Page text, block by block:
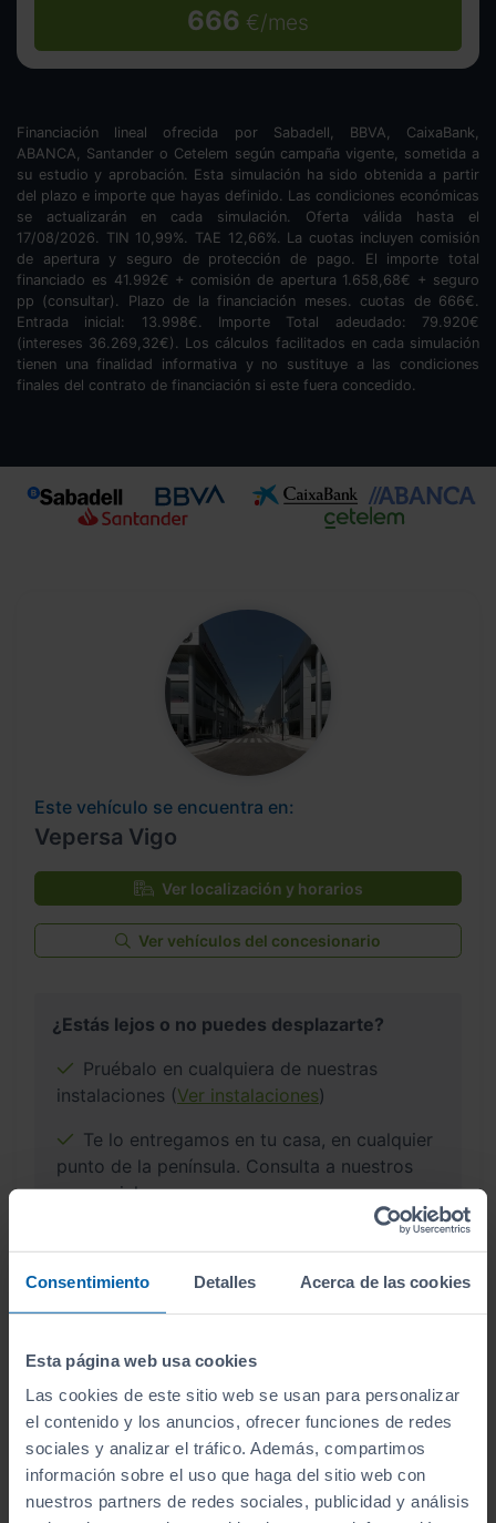
Consentimiento Detalles Acerca de las cookies
Esta página web usa cookies
Las cookies de este sitio web se usan para personalizar
el contenido y los anuncios, ofrecer funciones de redes
sociales y analizar el tráfico. Además, compartimos
información sobre el uso que haga del sitio web con
nuestros partners de redes sociales, publicidad y análisis
666 €/mes
Financiación lineal ofrecida por Sabadell, BBVA, CaixaBank,
ABANCA, Santander o Cetelem según campaña vigente, sometida a
su estudio y aprobación. Esta simulación ha sido obtenida a partir
del plazo e importe que hayas definido. Las condiciones económicas
se actualizarán en cada simulación. Oferta válida hasta el
17/08/2026. TIN 10,99%. TAE 12,66%. La cuotas incluyen comisión
de apertura y seguro de protección de pago. El importe total
financiado es 41.992€ + comisión de apertura 1.658,68€ + seguro
pp (consultar). Plazo de la financiación meses. cuotas de 666€.
Entrada inicial: 13.998€. Importe Total adeudado: 79.920€
(intereses 36.269,32€). Los cálculos facilitados en cada simulación
tienen una finalidad informativa y no sustituye a las condiciones
finales del contrato de financiación si este fuera concedido.
Este vehículo se encuentra en:
Vepersa Vigo
Ver localización y horarios
Ver vehículos del concesionario
¿Estás lejos o no puedes desplazarte?
Pruébalo en cualquiera de nuestras
instalaciones (Ver instalaciones)
Te lo entregamos en tu casa, en cualquier
punto de la península. Consulta a nuestros
comerciales.
Compra tu coche con confianza
Vehículos revisados